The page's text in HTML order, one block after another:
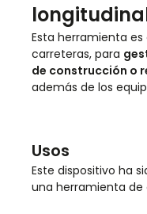
Esta herramienta es
carreteras, para
de construcción o
además de los
Usos
Este dispositivo ha
una herramienta de